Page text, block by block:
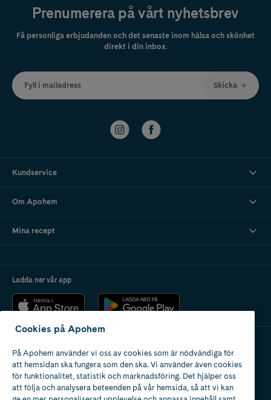
Prenumerera på vårt nyhetsbrev
Få personliga erbjudanden och det senaste inom hälsa och skönhet
direkt i din inbox.
Fyll i mailadress Skicka
Kundservice
Om Apohem
Mina recept
Ladda ner vår app
Apotek med tillstånd
av Läkemedelsverket
Cookies på Apohem
På Apohem använder vi oss av cookies som är nödvändiga för
att hemsidan ska fungera som den ska. Vi använder även cookies
för funktionalitet, statistik och marknadsföring. Det hjälper oss
att följa och analysera beteenden på vår hemsida, så att vi kan